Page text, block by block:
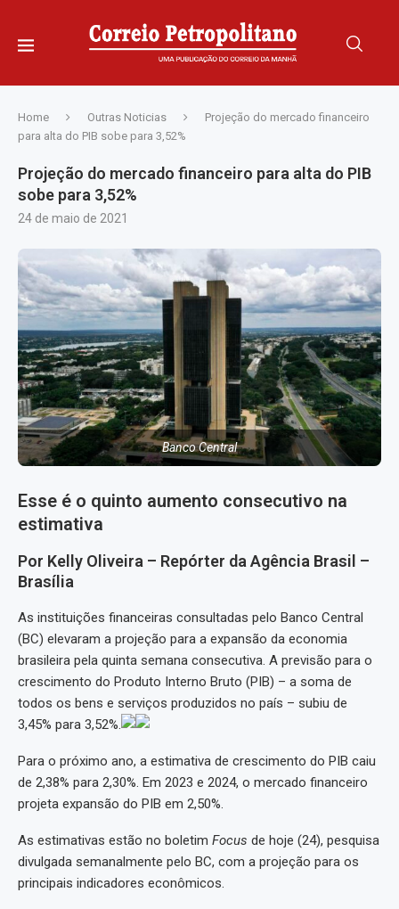
Home Outras Noticias
Projeção do mercado financeiro
para alta do PIB sobe para 3,52%
Projeção do mercado financeiro para alta do PIB
sobe para 3,52%
24 de maio de 2021
Banco Central
Esse é o quinto aumento consecutivo na
estimativa
Por Kelly Oliveira – Repórter da Agência Brasil –
Brasília
As instituições financeiras consultadas pelo Banco Central
(BC) elevaram a projeção para a expansão da economia
brasileira pela quinta semana consecutiva. A previsão para o
crescimento do Produto Interno Bruto (PIB) – a soma de
todos os bens e serviços produzidos no país – subiu de
3,45% para 3,52%.
Para o próximo ano, a estimativa de crescimento do PIB caiu
de 2,38% para 2,30%. Em 2023 e 2024, o mercado financeiro
projeta expansão do PIB em 2,50%.
As estimativas estão no boletim Focus de hoje (24), pesquisa
divulgada semanalmente pelo BC, com a projeção para os
principais indicadores econômicos.